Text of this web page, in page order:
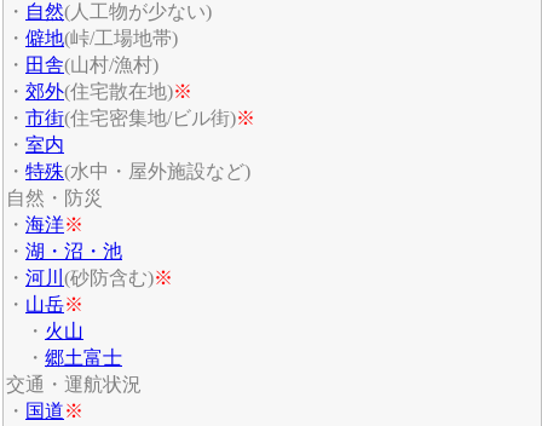
・ 自然(人工物が少ない)
・ 僻地(峠/工場地帯)
・ 田舎(山村/漁村)
・ 郊外(住宅散在地)※
・ 市街(住宅密集地/ビル街)※
・ 室内
・ 特殊(水中・屋外施設など)
自然・防災
・ 海洋※
・ 湖・沼・池
・ 河川 (砂防含む)※
・ 山岳※
・ 火山
・ 郷土富士
交通・運航状況
・ 国道※